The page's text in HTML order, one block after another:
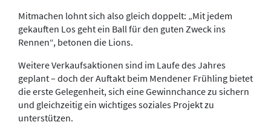
Mitmachen lohnt sich also gleich doppelt: „Mit jedem
gekauften Los geht ein Ball für den guten Zweck ins
Rennen“, betonen die Lions.
Weitere Verkaufsaktionen sind im Laufe des Jahres
geplant – doch der Auftakt beim Mendener Frühling bietet
die erste Gelegenheit, sich eine Gewinnchance zu sichern
und gleichzeitig ein wichtiges soziales Projekt zu
unterstützen.